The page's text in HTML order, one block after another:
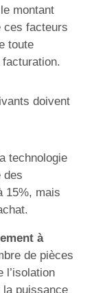
montant
ces facteurs
toute
doivent
technologie
des
15%, mais
à
de pièces
l’isolation
la puissance